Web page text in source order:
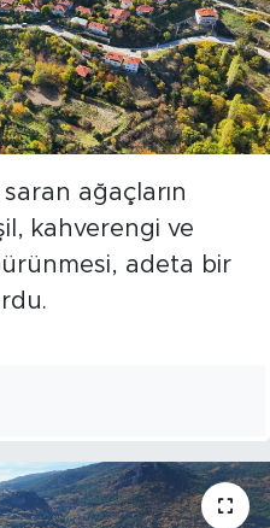
saran ağaçların
kahverengi ve
adeta bir